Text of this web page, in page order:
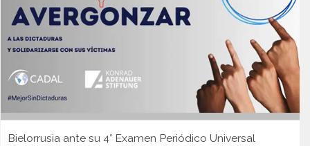
Bielorrusia ante su 4° Examen Periódico Universal